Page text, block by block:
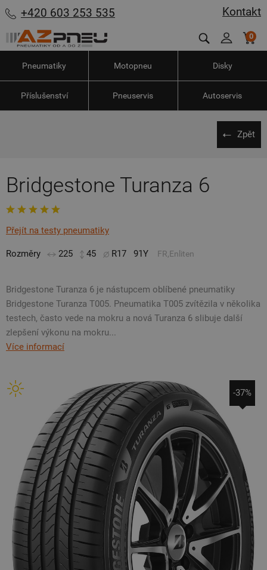
Kontakt
+420 603 253 535
0
Pneumatiky Motopneu Disky
Příslušenství Pneuservis Autoservis
Zpět
Bridgestone Turanza 6
Přejít na testy pneumatiky
Rozměry 225 45 R17 91Y FR,Enliten
Bridgestone Turanza 6 je nástupcem oblíbené pneumatiky
Bridgestone Turanza T005. Pneumatika T005 zvítězila v několika
testech, často vede na mokru a nová Turanza 6 slibuje další
zlepšení výkonu na mokru...
Více informací
-37%